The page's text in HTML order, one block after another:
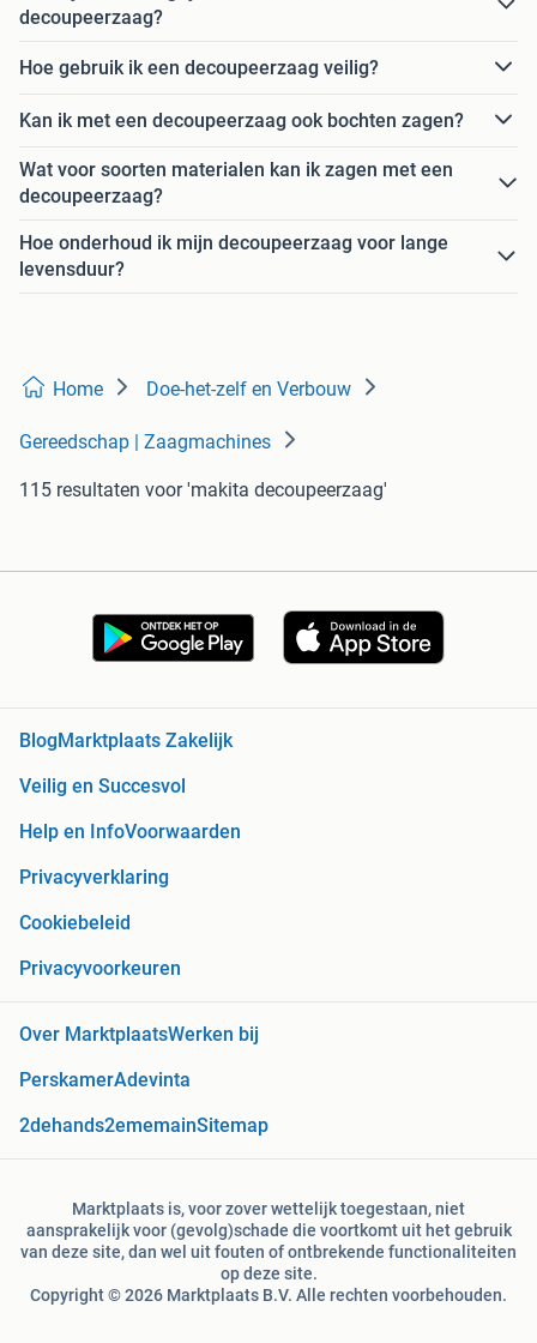
decoupeerzaag?
Hoe gebruik ik een decoupeerzaag veilig?
Kan ik met een decoupeerzaag ook bochten zagen?
Wat voor soorten materialen kan ik zagen met een
decoupeerzaag?
Hoe onderhoud ik mijn decoupeerzaag voor lange
levensduur?
Home Doe-het-zelf en Verbouw
Gereedschap | Zaagmachines
115 resultaten voor 'makita decoupeerzaag'
Blog Marktplaats Zakelijk
Veilig en Succesvol
Help en InfoVoorwaarden
Privacyverklaring
Cookiebeleid
Privacyvoorkeuren
Over MarktplaatsWerken bij
PerskamerAdevinta
2dehands2ememainSitemap
Marktplaats is, voor zover wettelijk toegestaan, niet
aansprakelijk voor (gevolg)schade die voortkomt uit het gebruik
van deze site, dan wel uit fouten of ontbrekende functionaliteiten
op deze site.
Copyright © 2026 Marktplaats B.V. Alle rechten voorbehouden.